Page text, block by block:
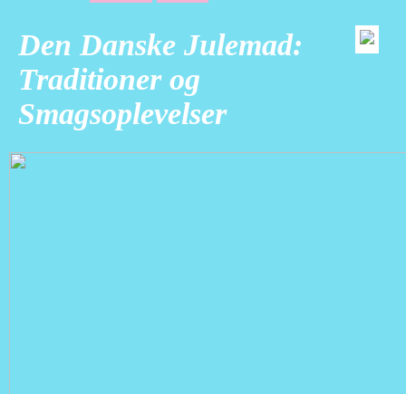
Den Danske Julemad:
Traditioner og
Smagsoplevelser